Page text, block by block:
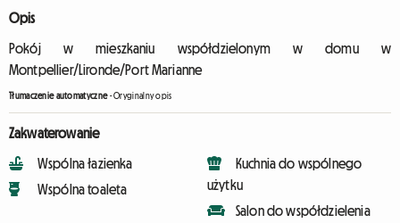
Opis
Pokój w mieszkaniu współdzielonym w domu w
Montpellier/Lironde/Port Marianne
Tłumaczenie automatyczne-Oryginalny opis
Zakwaterowanie
Wspólna łazienka
Wspólna toaleta
Kuchnia do wspólnego
użytku
Salon do współdzielenia